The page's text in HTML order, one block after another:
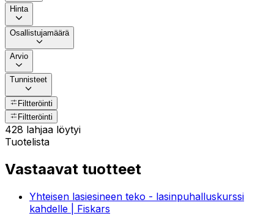
Hinta
Osallistujamäärä
Arvio
Tunnisteet
Filtteröinti
Filtteröinti
428 lahjaa löytyi
Tuotelista
Vastaavat tuotteet
Yhteisen lasiesineen teko - lasinpuhalluskurssi
kahdelle | Fiskars